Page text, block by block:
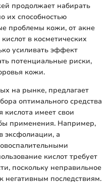
продолжает набирать
их способностью
проблемы кожи, от акне
в косметических
усиливать эффект
потенциальные риски,
кожи.
на рынке, предлагает
оптимального средства
имеет свои
применения. Например,
эксфолиации, а
кислот требует
поскольку неправильное
последствиям.